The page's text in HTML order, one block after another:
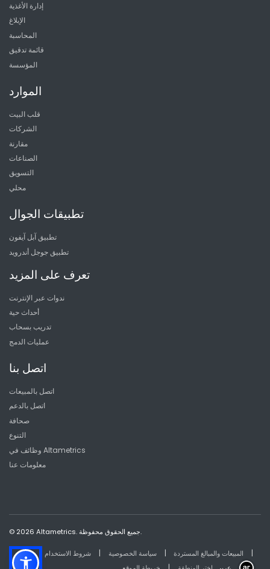
إدارة الأغذية
الإبلاغ
المحاسبة
قائمة تدقيق
المؤسسة
الموارد
قلب البيت
الشركات
مقارنة
الصناعات
التسويق
محلي
تطبيقات الجوال
تطبيق آبل آيفون
تطبيق جوجل أندرويد
تعرف على المزيد
ندوات عبر الإنترنت
أحداث حية
تدريب بسحاب
عمليات الدمج
اتصل بنا
اتصل بالمبيعات
اتصل بالدعم
صحافة
التنوع
وظائف في Altametrics
معلومات عنا
© 2026 Altametrics. جميع الحقوق محفوظة.
شروط الاستخدام | سياسة الخصوصية | المبيعات والمبالغ المستردة |